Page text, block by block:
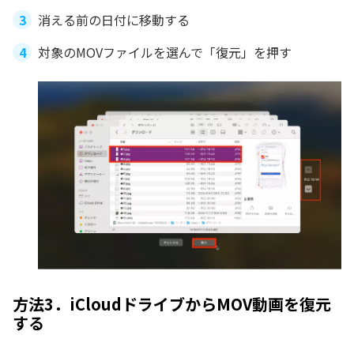
消える前の日付に移動する
対象のMOVファイルを選んで「復元」を押す
方法3．iCloudドライブからMOV動画を復元
する